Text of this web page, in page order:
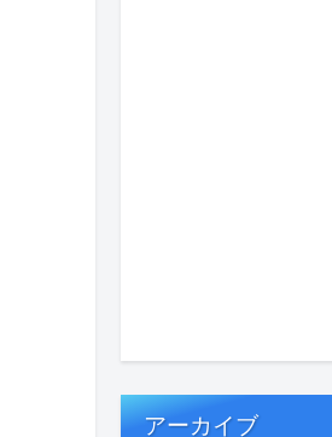
アーカイブ